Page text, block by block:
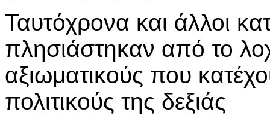
Ταυτόχρονα και άλλοι
πλησιάστηκαν από το
αξιωματικούς που
πολιτικούς της δεξιάς